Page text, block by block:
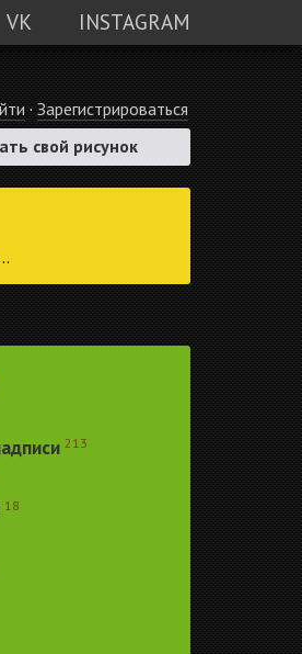
VK INSTAGRAM
· Зарегистрироваться
свой рисунок
213
18